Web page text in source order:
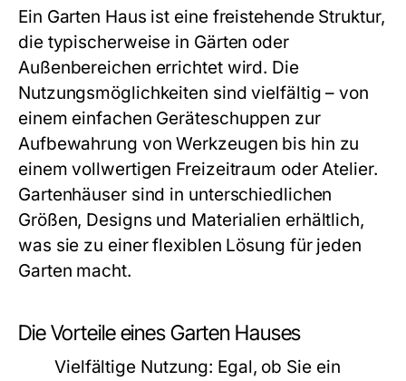
Ein Garten Haus ist eine freistehende Struktur,
die typischerweise in Gärten oder
Außenbereichen errichtet wird. Die
Nutzungsmöglichkeiten sind vielfältig – von
einem einfachen Geräteschuppen zur
Aufbewahrung von Werkzeugen bis hin zu
einem vollwertigen Freizeitraum oder Atelier.
Gartenhäuser sind in unterschiedlichen
Größen, Designs und Materialien erhältlich,
was sie zu einer flexiblen Lösung für jeden
Garten macht.
Die Vorteile eines Garten Hauses
Vielfältige Nutzung: Egal, ob Sie ein